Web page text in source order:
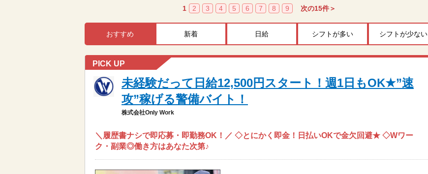
1
2 3 4 5 6 7 8 9 次の15件＞
おすすめ 新着 日給 シフトが多い シフトが少ない
PICK UP
未経験だって日給12,500円スタート！週1日もOK★”速
攻”稼げる警備バイト！
株式会社Only Work
＼履歴書ナシで即応募・即勤務OK！／ ◇とにかく即金！日払いOKで金欠回避★ ◇Wワー
ク・副業◎働き方はあなた次第♪